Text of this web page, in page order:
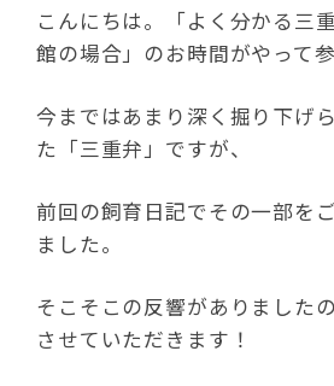
こんにちは。「よく分かる三
館の場合」のお時間がやって参
今まではあまり深く掘り下げ
た「三重弁」ですが、
前回の飼育日記でその一部を
ました。
そこそこの反響がありました
させていただきます！